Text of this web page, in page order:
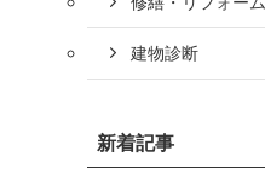
建物診断
新着記事